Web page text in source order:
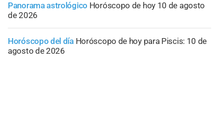
Panorama astrológico Horóscopo de hoy 10 de agosto
de 2026
Horóscopo del día Horóscopo de hoy para Piscis: 10 de
agosto de 2026